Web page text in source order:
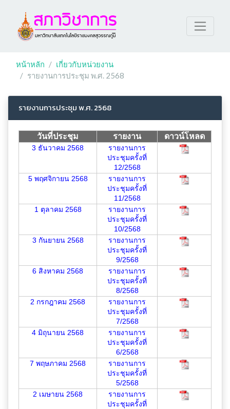
หน้าหลัก
เกี่ยวกับหน่วยงาน
รายงานการประชุม พ.ศ. 2568
รายงานการประชุม พ.ศ. 2568
วันที่ประชุม รายงาน ดาวน์โหลด
3 ธันวาคม 2568
รายงานการ
ประชุมครั้งที่
12/2568
5 พฤศจิกายน 2568
รายงานการ
ประชุมครั้งที่
11/2568
1 ตุลาคม 2568
รายงานการ
ประชุมครั้งที่
10/2568
3 กันยายน 2568
รายงานการ
ประชุมครั้งที่
9/2568
6 สิงหาคม 2568
รายงานการ
ประชุมครั้งที่
8/2568
2 กรกฎาคม 2568
รายงานการ
ประชุมครั้งที่
7/2568
4 มิถุนายน 2568
รายงานการ
ประชุมครั้งที่
6/2568
7 พฤษภาคม 2568
รายงานการ
ประชุมครั้งที่
5/2568
2 เมษายน 2568
รายงานการ
ประชุมครั้งที่